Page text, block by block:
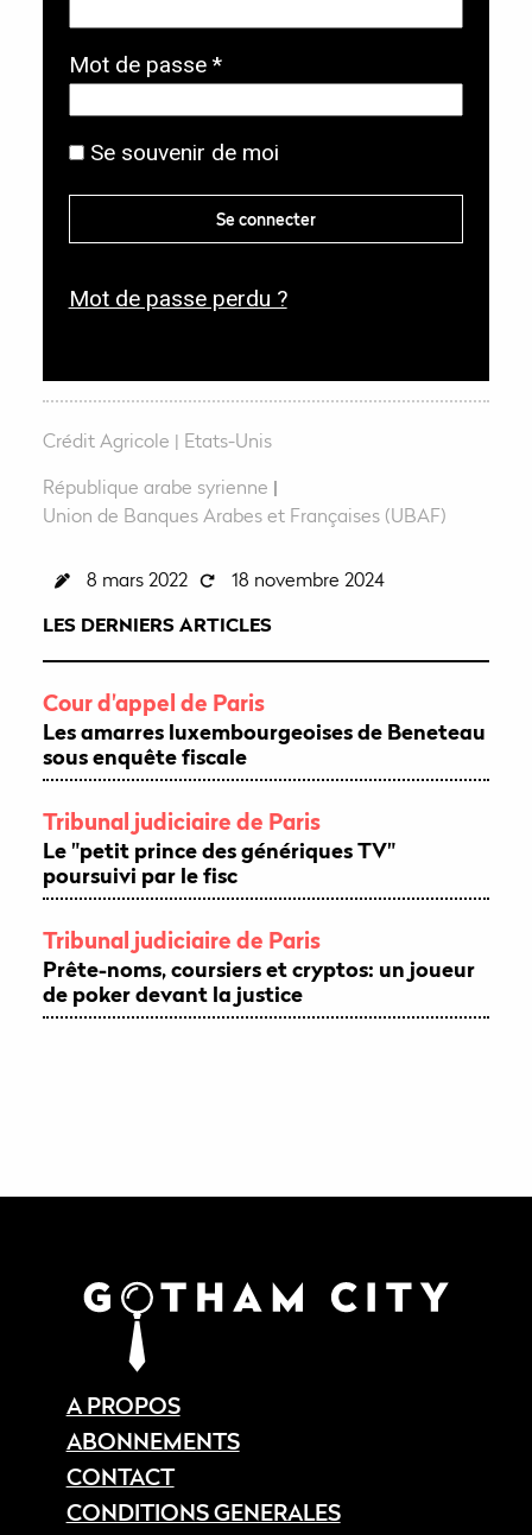
i
g
t
o
r
Mot de passe *O
g
a
o
r
Se souvenir de moi
Se connecter
Mot de passe perdu ?
Crédit Agricole
Etats-Unis
République arabe syrienne |
Union de Banques Arabes et Françaises (UBAF)
8 mars 2022
18 novembre 2024
LES DERNIERS ARTICLES
Cour d'appel de Paris
Les amarres luxembourgeoises de Beneteau
sous enquête fiscale
Tribunal judiciaire de Paris
Le "petit prince des génériques TV"
poursuivi par le fisc
Tribunal judiciaire de Paris
Prête-noms, coursiers et cryptos: un joueur
de poker devant la justice
A PROPOS
ABONNEMENTS
CONTACT
CONDITIONS GENERALES